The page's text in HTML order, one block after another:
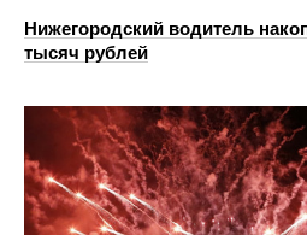
Нижегородский водитель
тысяч рублей